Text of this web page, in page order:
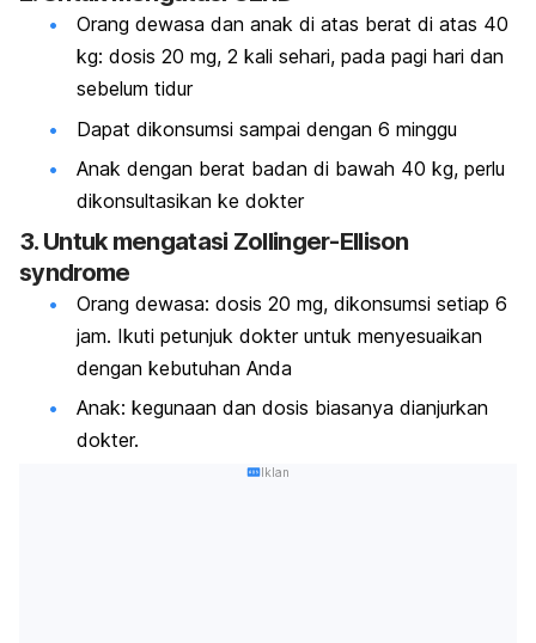
Orang dewasa dan anak di atas berat di atas 40
kg: dosis 20 mg, 2 kali sehari, pada pagi hari dan
sebelum tidur
Dapat dikonsumsi sampai dengan 6 minggu
Anak dengan berat badan di bawah 40 kg, perlu
dikonsultasikan ke dokter
3. Untuk mengatasi Zollinger-Ellison
syndrome
Orang dewasa: dosis 20 mg, dikonsumsi setiap 6
jam. Ikuti petunjuk dokter untuk menyesuaikan
dengan kebutuhan Anda
Anak: kegunaan dan dosis biasanya dianjurkan
dokter.
Iklan